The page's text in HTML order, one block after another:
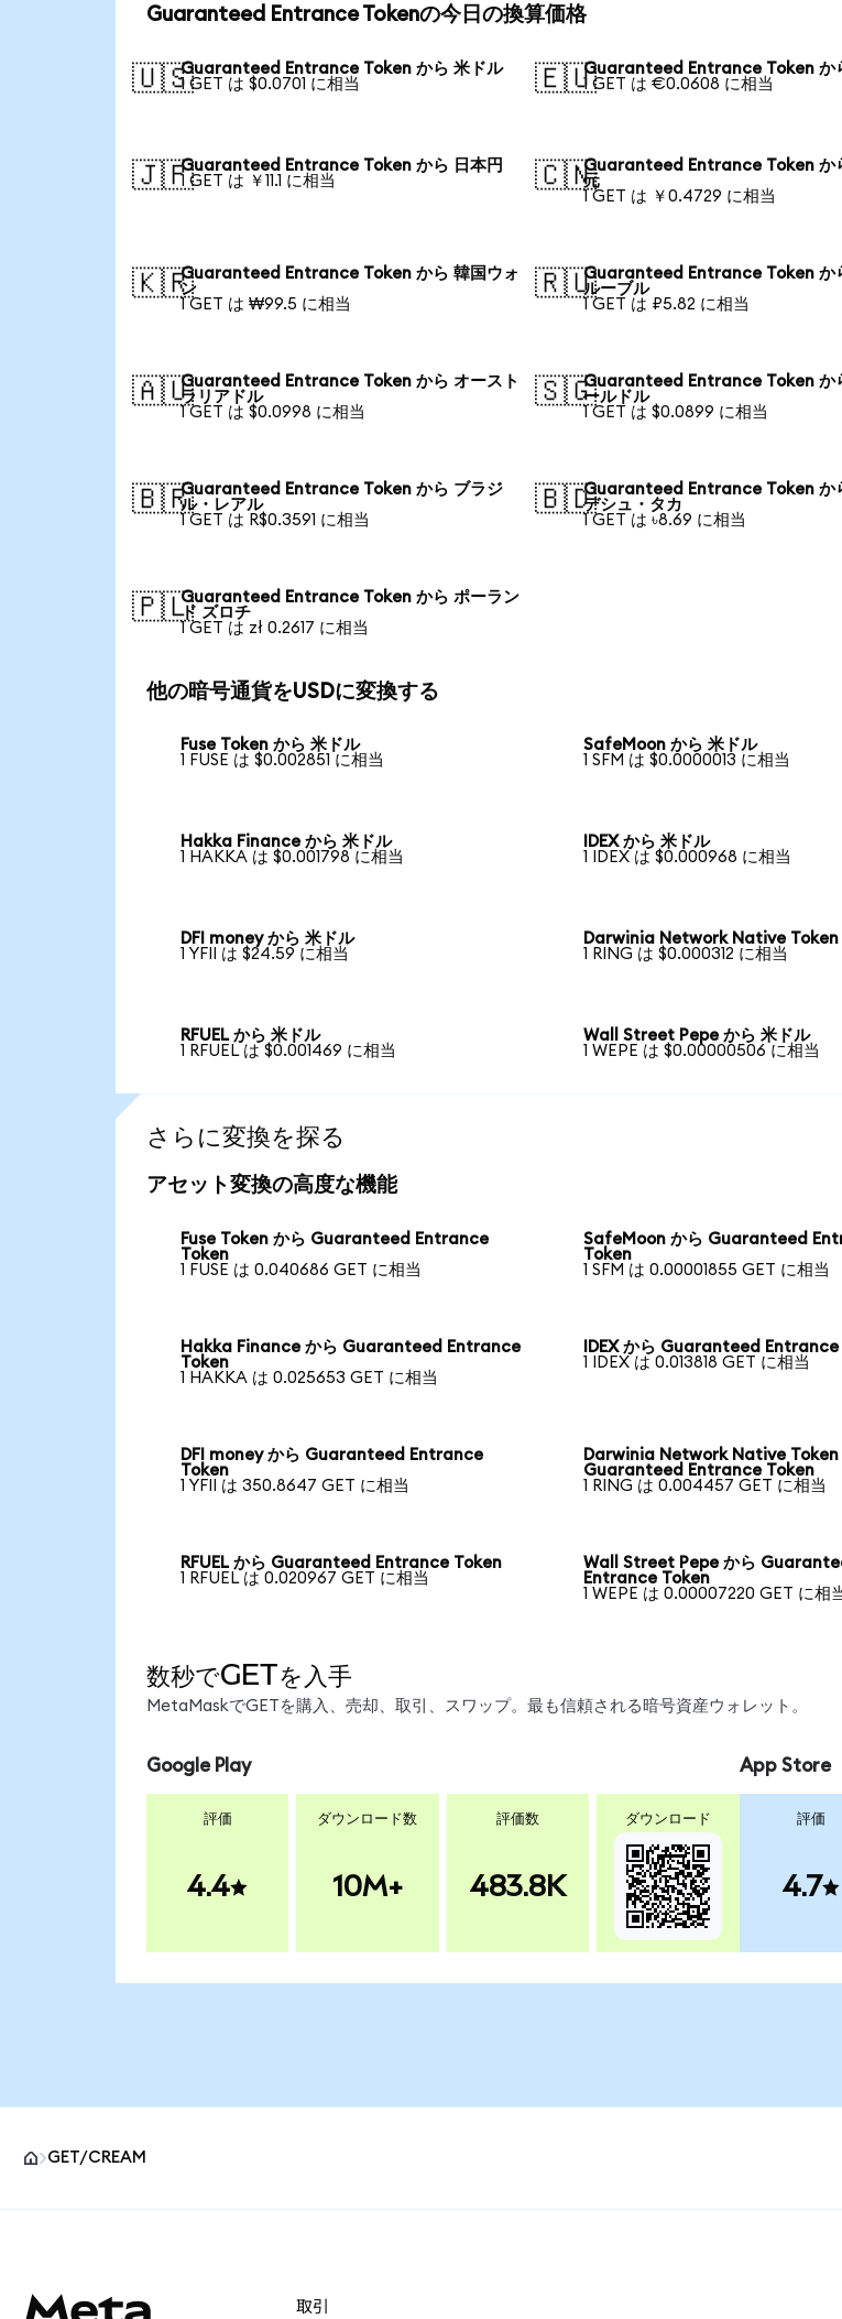
Guaranteed Entrance Tokenの今日の換算価格
🇺🇸Guaranteed Entrance Token から 米ドル
1 GET は $0.0701 に相当
🇪🇺Guaranteed Entrance Token か
1 GET は €0.0608 に相当
🇯🇵Guaranteed Entrance Token から 日本円
1 GET は ￥11.1 に相当
🇨🇳Guaranteed Entrance Token か
元
1 GET は ￥0.4729 に相当
🇰🇷Guaranteed Entrance Token から 韓国ウォ
ン
1 GET は ₩99.5 に相当
🇷🇺Guaranteed Entrance Token か
ルーブル
1 GET は ₽5.82 に相当
🇦🇺Guaranteed Entrance Token から オースト
ラリアドル
1 GET は $0.0998 に相当
🇸🇬Guaranteed Entrance Token か
ールドル
1 GET は $0.0899 に相当
🇧🇷Guaranteed Entrance Token から ブラジ
ル・レアル
1 GET は R$0.3591 に相当
🇧🇩Guaranteed Entrance Token か
デシュ・タカ
1 GET は ৳8.69 に相当
🇵🇱Guaranteed Entrance Token から ポーラン
ド ズロチ
1 GET は zł 0.2617 に相当
他の暗号通貨をUSDに変換する
Fuse Token から 米ドル
1 FUSE は $0.002851 に相当
SafeMoon から 米ドル
1 SFM は $0.0000013 に相当
Hakka Finance から 米ドル
1 HAKKA は $0.001798 に相当
IDEX から 米ドル
1 IDEX は $0.000968 に相当
DFI money から 米ドル
1 YFII は $24.59 に相当
Darwinia Network Native Token
1 RING は $0.000312 に相当
RFUEL から 米ドル
1 RFUEL は $0.001469 に相当
Wall Street Pepe から 米ドル
1 WEPE は $0.00000506 に相当
さらに変換を探る
アセット変換の高度な機能
Fuse Token から Guaranteed Entrance
Token
1 FUSE は 0.040686 GET に相当
SafeMoon から Guaranteed
Token
1 SFM は 0.00001855 GET に相当
Hakka Finance から Guaranteed Entrance
Token
1 HAKKA は 0.025653 GET に相当
IDEX から Guaranteed
1 IDEX は 0.013818 GET に相当
DFI money から Guaranteed Entrance
Token
1 YFII は 350.8647 GET に相当
Darwinia Network Native Token
Guaranteed Entrance Token
1 RING は 0.004457 GET に相当
RFUEL から Guaranteed Entrance Token
1 RFUEL は 0.020967 GET に相当
Wall Street Pepe から
Entrance Token
1 WEPE は 0.00007220 GET に相
数秒でGETを入手
MetaMaskでGETを購入、売却、取引、スワップ。最も信頼される暗号資産ウォレット。
Google Play
評価
4.4
ダウンロード数
10M+
評価数
483.8K
ダウンロード
App Store
評価
4.7
GET/CREAM
取引